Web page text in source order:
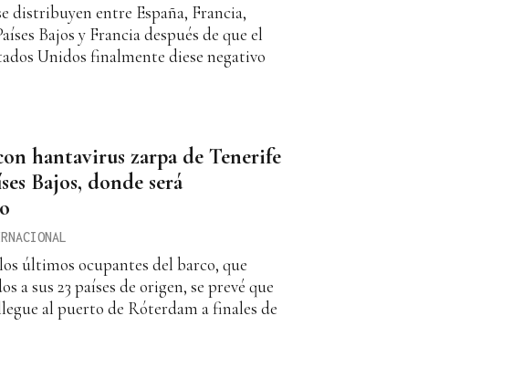
distribuyen entre España, Francia,
Bajos y Francia después de que el
Unidos finalmente diese negativo
hantavirus zarpa de Tenerife
Bajos, donde será
últimos ocupantes del barco, que
a sus 23 países de origen, se prevé que
al puerto de Róterdam a finales de